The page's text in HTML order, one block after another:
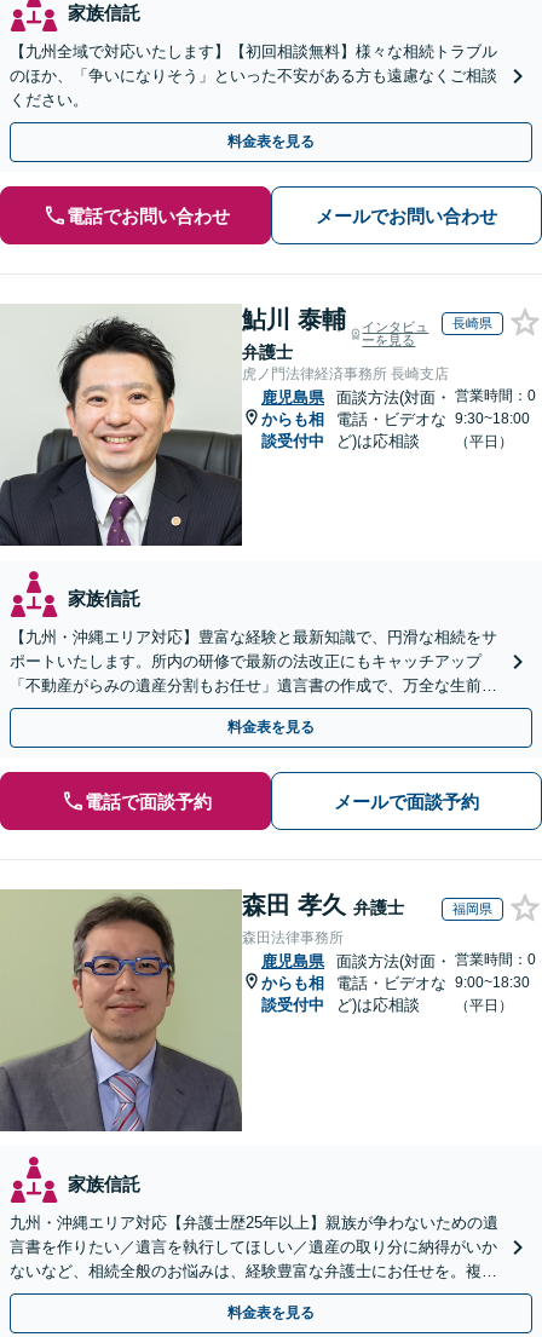
家族信託
【九州全域で対応いたします】【初回相談無料】様々な相続トラブル
のほか、「争いになりそう」といった不安がある方も遠慮なくご相談
ください。
料金表を見る
電話でお問い合わせ メールでお問い合わせ
鮎川 泰輔
弁護士
インタビュ
ーを見る
長崎県
虎ノ門法律経済事務所 長崎支店
鹿児島県
からも相
談受付中
面談方法(対面・
電話・ビデオな
ど)は応相談
営業時間：0
9:30~18:00
（平日）
家族信託
【九州・沖縄エリア対応】豊富な経験と最新知識で、円滑な相続をサ
ポートいたします。所内の研修で最新の法改正にもキャッチアップ
「不動産がらみの遺産分割もお任せ」遺言書の作成で、万全な生前対
策をおこないましょう【夜間・休日面談可】
料金表を見る
電話で面談予約 メールで面談予約
森田 孝久 弁護士 福岡県
森田法律事務所
鹿児島県
からも相
談受付中
面談方法(対面・
電話・ビデオな
ど)は応相談
営業時間：0
9:00~18:30
（平日）
家族信託
九州・沖縄エリア対応【弁護士歴25年以上】親族が争わないための遺
言書を作りたい／遺言を執行してほしい／遺産の取り分に納得がいか
ないなど、相続全般のお悩みは、経験豊富な弁護士にお任せを。複雑
な問題も粘り強く対応し、解決に導きます。
料金表を見る